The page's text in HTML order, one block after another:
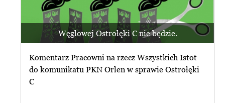
Węglowej Ostrołęki C nie będzie.
Komentarz Pracowni na rzecz Wszystkich Istot
do komunikatu PKN Orlen w sprawie Ostrołęki
C